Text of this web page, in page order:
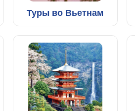
Туры во Вьетнам